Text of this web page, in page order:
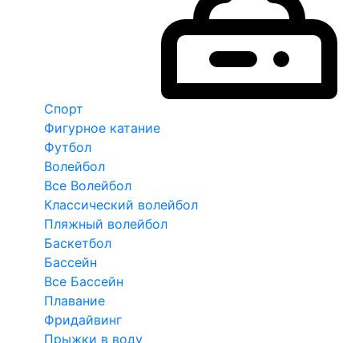
Спорт
Фигурное катание
Футбол
Волейбол
Все Волейбол
Классический волейбол
Пляжный волейбол
Баскетбол
Бассейн
Все Бассейн
Плавание
Фридайвинг
Прыжки в воду